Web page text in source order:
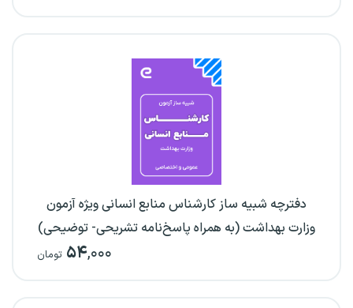
دفترچه شبیه ساز کارشناس منابع انسانی ویژه آزمون
وزارت بهداشت (به همراه پاسخ‌نامه تشریحی- توضیحی)
۵۴,۰۰۰ تومان